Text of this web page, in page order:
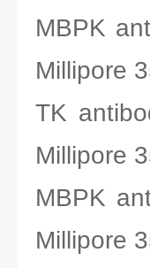
MBPK
Millipore
TK
Millipore
MBPK
Millipore